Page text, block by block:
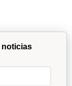
noticias